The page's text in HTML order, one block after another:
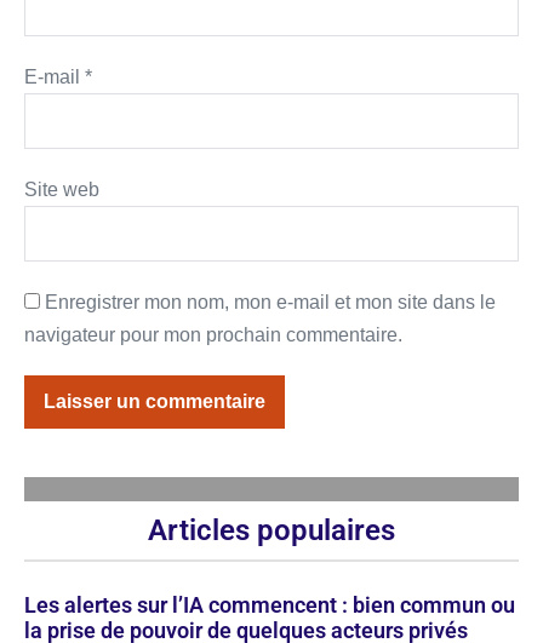
E-mail *
Site web
Enregistrer mon nom, mon e-mail et mon site dans le
navigateur pour mon prochain commentaire.
Articles populaires
Les alertes sur l’IA commencent : bien commun ou
la prise de pouvoir de quelques acteurs privés